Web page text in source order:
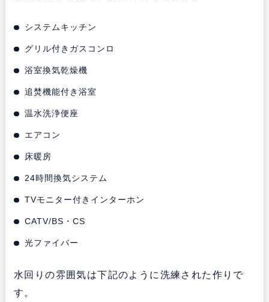
システムキッチン
グリル付きガスコンロ
浴室換気乾燥機
追焚機能付き浴室
温水洗浄便座
エアコン
床暖房
24時間換気システム
TVモニター付きインターホン
CATV/BS・CS
光ファイバー
水回りの雰囲気は下記のように洗練された作りで
す。